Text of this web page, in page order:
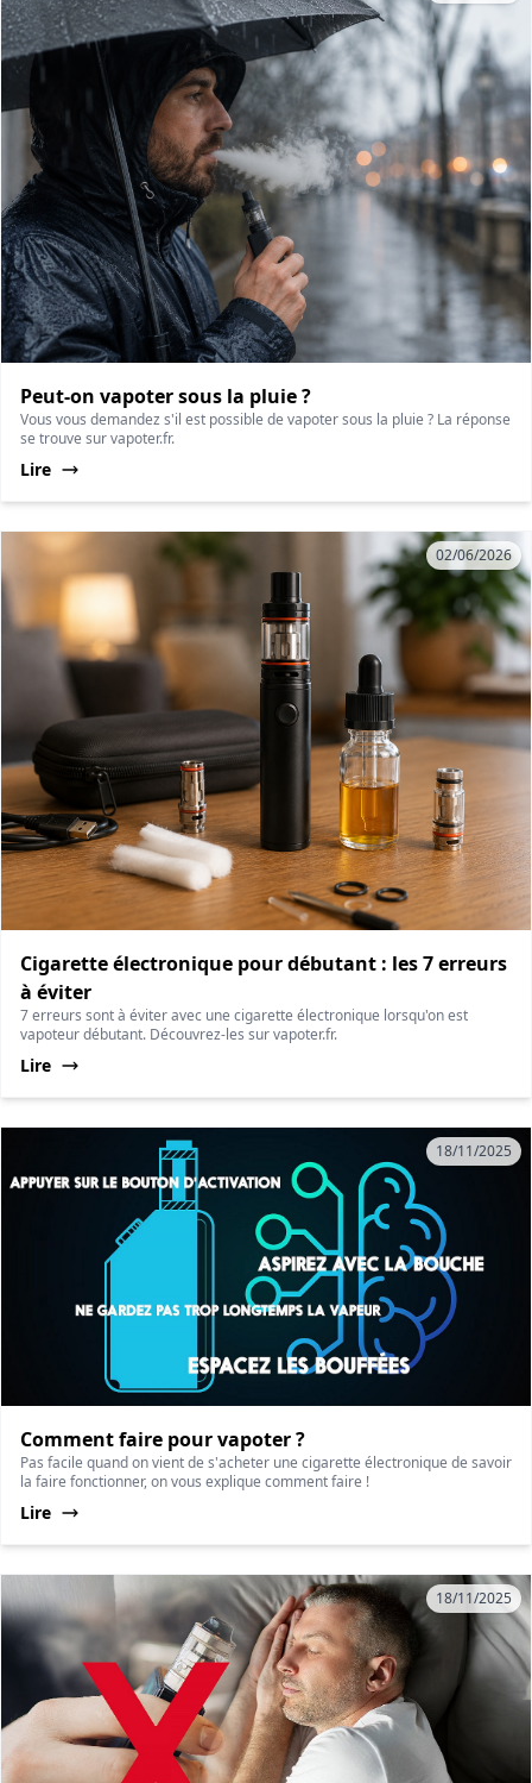
Peut-on vapoter sous la pluie ?
Vous vous demandez s'il est possible de vapoter sous la pluie ? La réponse
se trouve sur vapoter.fr.
Lire
02/06/2026
Cigarette électronique pour débutant : les 7 erreurs
à éviter
7 erreurs sont à éviter avec une cigarette électronique lorsqu'on est
vapoteur débutant. Découvrez-les sur vapoter.fr.
Lire
18/11/2025
Comment faire pour vapoter ?
Pas facile quand on vient de s'acheter une cigarette électronique de savoir
la faire fonctionner, on vous explique comment faire !
Lire
18/11/2025